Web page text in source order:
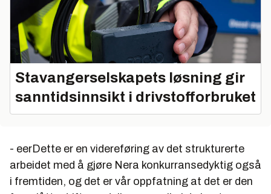
Stavangerselskapets løsning gir
sanntidsinnsikt i drivstofforbruket
- eerDette er en videreføring av det strukturerte
arbeidet med å gjøre Nera konkurransedyktig også
i fremtiden, og det er vår oppfatning at det er den